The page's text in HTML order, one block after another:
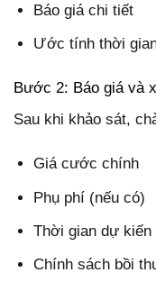
Báo giá chi tiết
Ước tính thời
Bước 2: Báo giá và
Sau khi khảo sát,
Giá cước chính
Phụ phí (nếu có)
Thời gian dự kiến
Chính sách bồi